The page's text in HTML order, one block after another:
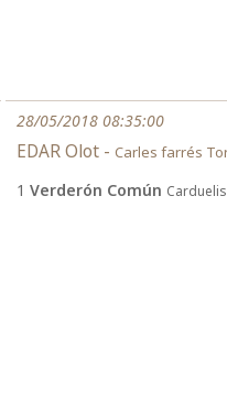
28/05/2018 08:35:00
EDAR Olot - Carles farrés
1 Verderón Común